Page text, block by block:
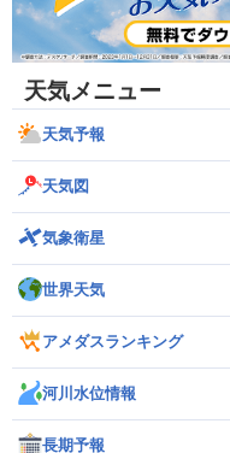
天気メニュー
天気予報
天気図
気象衛星
世界天気
アメダスランキング
河川水位情報
長期予報